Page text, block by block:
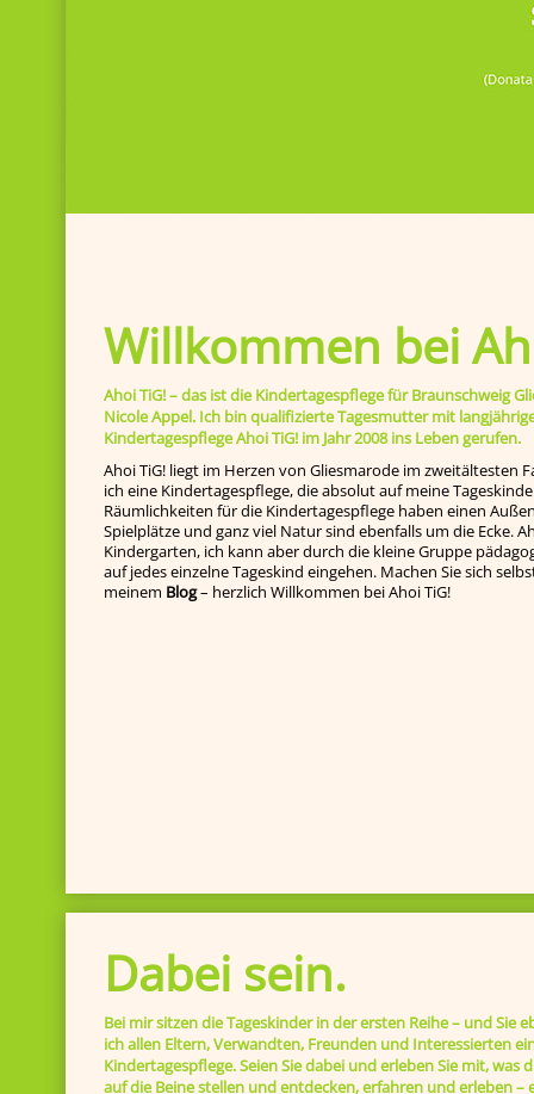
Willkommen bei
Ahoi TiG! – das ist die Kindertagespflege für Braunschweig
Nicole Appel. Ich bin qualifizierte Tagesmutter mit
Kindertagespflege Ahoi TiG! im Jahr 2008 ins Leben gerufen.
Ahoi TiG! liegt im Herzen von Gliesmarode im zweitältesten
ich eine Kindertagespflege, die absolut auf meine
Räumlichkeiten für die Kindertagespflege haben einen
Spielplätze und ganz viel Natur sind ebenfalls um die Ecke.
Kindergarten, ich kann aber durch die kleine Gruppe
auf jedes einzelne Tageskind ein­gehen. Machen Sie sich
meinem Blog– herzlich Willkommen bei Ahoi TiG!
Dabei sein.
Bei mir sitzen die Tageskinder in der ersten Reihe – und Sie
ich allen Eltern, Verwandten, Freunden und Interessierten
Kindertagespflege. Seien Sie dabei und erleben Sie mit, was
auf die Beine stellen und entdecken, erfahren und erleben